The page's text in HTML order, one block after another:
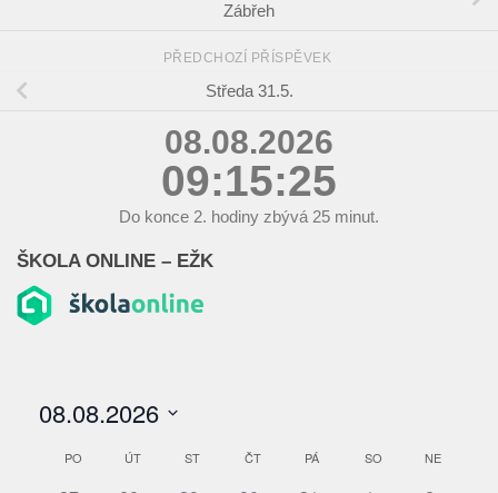
Zábřeh
PŘEDCHOZÍ PŘÍSPĚVEK
Středa 31.5.
08.08.2026
09:15:26
Do konce 2. hodiny zbývá 25 minut.
ŠKOLA ONLINE – EŽK